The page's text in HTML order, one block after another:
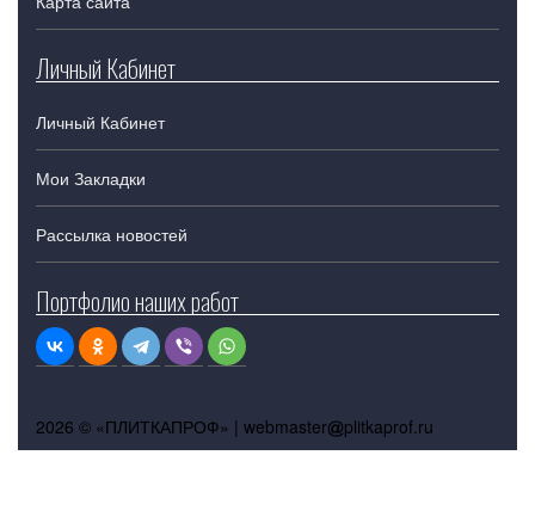
Личный Кабинет
Личный Кабинет
Мои Закладки
Рассылка новостей
Портфолио наших работ
2026 © «ПЛИТКАПРОФ» | webmaster plitkaprof.ru